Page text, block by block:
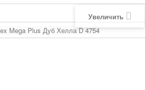
Увеличить